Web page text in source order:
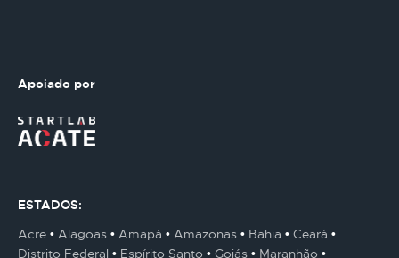
Apoiado por
ESTADOS:
Acre
Alagoas Amapá Amazonas Bahia
Ceará
Distrito Federal
Espírito Santo Goiás Maranhão